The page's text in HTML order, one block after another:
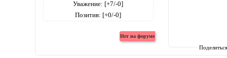
Уважение: [+7/-0]
Позитив: [+0/-0]